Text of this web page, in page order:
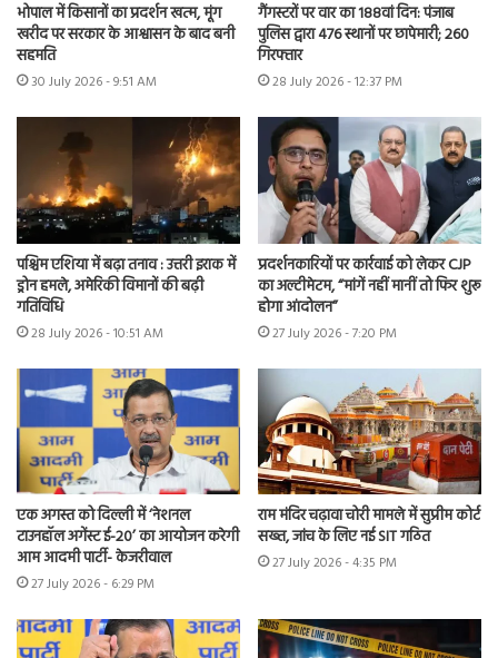
भोपाल में किसानों का प्रदर्शन खत्म, मूंग
खरीद पर सरकार के आश्वासन के बाद बनी
सहमति
30 July 2026 - 9:51 AM
गैंगस्टरों पर वार का 188वां दिन: पंजाब
पुलिस द्वारा 476 स्थानों पर छापेमारी; 260
गिरफ्तार
28 July 2026 - 12:37 PM
पश्चिम एशिया में बढ़ा तनाव : उत्तरी इराक में
ड्रोन हमले, अमेरिकी विमानों की बढ़ी
गतिविधि
28 July 2026 - 10:51 AM
प्रदर्शनकारियों पर कार्रवाई को लेकर CJP
का अल्टीमेटम, “मांगें नहीं मानीं तो फिर शुरू
होगा आंदोलन”
27 July 2026 - 7:20 PM
एक अगस्त को दिल्ली में ‘नेशनल
टाउनहॉल अगेंस्ट ई-20’ का आयोजन करेगी
आम आदमी पार्टी- केजरीवाल
27 July 2026 - 6:29 PM
राम मंदिर चढ़ावा चोरी मामले में सुप्रीम कोर्ट
सख्त, जांच के लिए नई SIT गठित
27 July 2026 - 4:35 PM